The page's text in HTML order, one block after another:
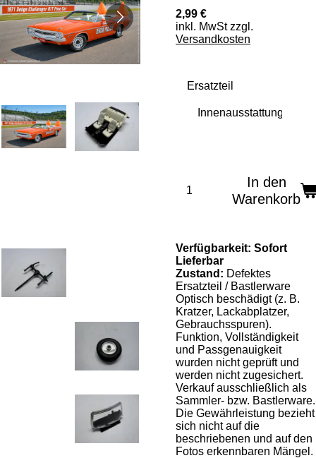
2,99 €
inkl. MwSt zzgl.
Versandkosten
Ersatzteil
In den
Warenkorb
Verfügbarkeit: Sofort
Lieferbar
Zustand: Defektes
Ersatzteil / Bastlerware
Optisch beschädigt (z. B.
Kratzer, Lackabplatzer,
Gebrauchsspuren).
Funktion, Vollständigkeit
und Passgenauigkeit
wurden nicht geprüft und
werden nicht zugesichert.
Verkauf ausschließlich als
Sammler- bzw. Bastlerware.
Die Gewährleistung bezieht
sich nicht auf die
beschriebenen und auf den
Fotos erkennbaren Mängel.